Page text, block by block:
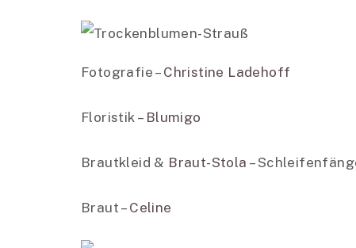
Fotografie – Christine Ladehoff
Floristik – Blumigo
Brautkleid & Braut-Stola –
Braut – Celine